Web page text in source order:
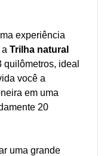
experiência
Trilha natural
quilômetros, ideal
você a
em uma
20
uma grande